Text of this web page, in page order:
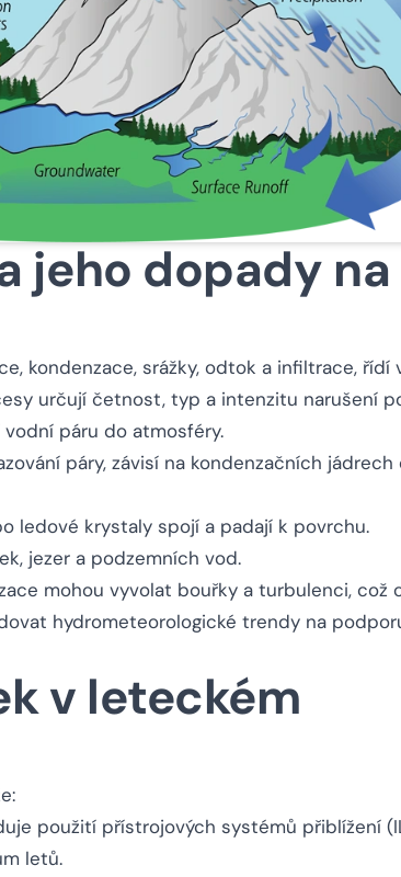
jeho dopady na
kondenzace, srážky, odtok a infiltrace, řídí
určují četnost, typ a intenzitu narušení
vodní páru do atmosféry.
páry, závisí na kondenzačních jádrech
ledové krystaly spojí a padají k povrchu.
jezer a podzemních vod.
mohou vyvolat bouřky a turbulenci, což
hydrometeorologické trendy na
v leteckém
použití přístrojových systémů přiblížení
letů.